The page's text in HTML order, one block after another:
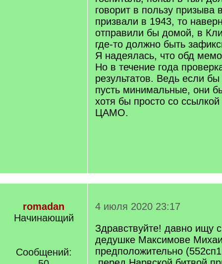
говорит в пользу призыва
призвали в 1943, то
отправили бы домой, в
где-то должно быть
Я надеялась, что обд
Но в течение года
результатов. Ведь если
пусть минимальные, они
хотя бы просто со
ЦАМО.
romadan
Начинающий
Сообщений:
4 июля 2020 23:17
Здравствуйте! давно ищу
дедушке Максимове
предположительно